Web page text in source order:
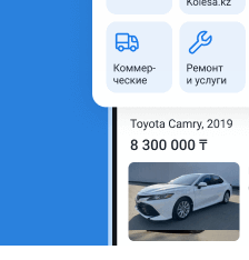
Оригинальность
Возможна рассрочка или
Комментарий продавца